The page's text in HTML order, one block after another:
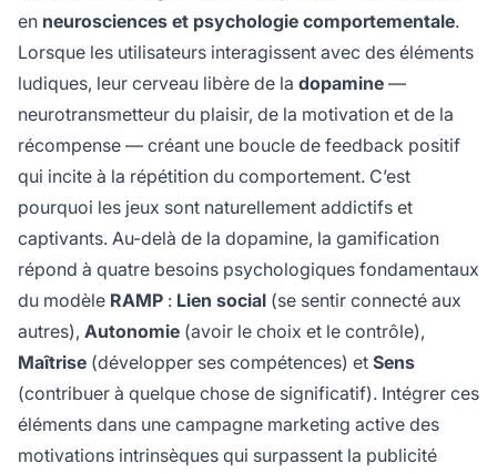
en neurosciences et psychologie comportementale.
Lorsque les utilisateurs interagissent avec des éléments
ludiques, leur cerveau libère de la dopamine —
neurotransmetteur du plaisir, de la motivation et de la
récompense — créant une boucle de feedback positif
qui incite à la répétition du comportement. C’est
pourquoi les jeux sont naturellement addictifs et
captivants. Au-delà de la dopamine, la gamification
répond à quatre besoins psychologiques fondamentaux
du modèle RAMP : Lien social (se sentir connecté aux
autres), Autonomie (avoir le choix et le contrôle),
Maîtrise (développer ses compétences) et Sens
(contribuer à quelque chose de significatif). Intégrer ces
éléments dans une campagne marketing active des
motivations intrinsèques qui surpassent la publicité